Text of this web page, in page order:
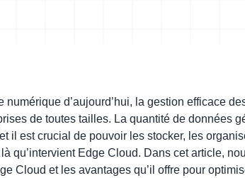
numérique d’aujourd’hui, la gestion efficace
de toutes tailles. La quantité de données
il est crucial de pouvoir les stocker, les
là qu’intervient Edge Cloud. Dans cet article,
Cloud et les avantages qu’il offre pour